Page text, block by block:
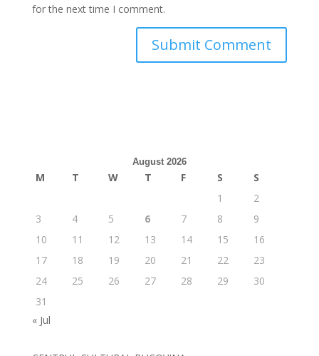
for the next time I comment.
August 2026
M T W T F S
S
1
2
3
4 5 6 7 8
9
10
11 12 13 14 15
16
17
18 19 20 21 22
23
24
25 26 27 28 29
30
31
« Jul